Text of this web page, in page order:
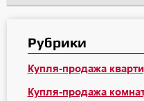
Рубрики
Купля-продажа
Купля-продажа